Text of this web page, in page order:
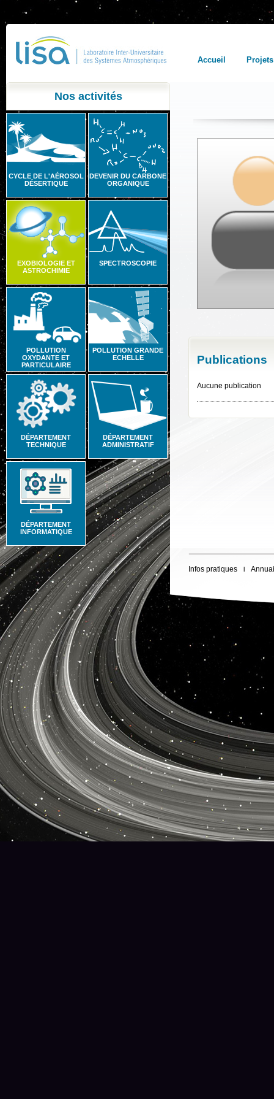
Accueil Projets
Nos activités
CYCLE DE L'AÉROSOL
DÉSERTIQUE
DEVENIR DU CARBONE
ORGANIQUE
EXOBIOLOGIE ET
ASTROCHIMIE
SPECTROSCOPIE
POLLUTION
OXYDANTE ET
PARTICULAIRE
POLLUTION GRANDE
ECHELLE
DÉPARTEMENT
TECHNIQUE
DÉPARTEMENT
ADMINISTRATIF
DÉPARTEMENT
INFORMATIQUE
Publications
Aucune publication
Infos pratiques